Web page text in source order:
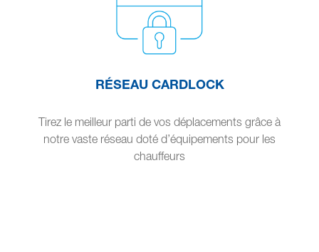
RÉSEAU CARDLOCK
Tirez le meilleur parti de vos déplacements grâce à
notre vaste réseau doté d’équipements pour les
chauffeurs